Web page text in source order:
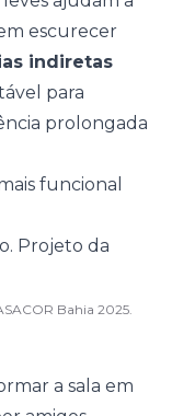
escurecer
indiretas
para
prolongada
funcional
Bahia 2025.
a sala em